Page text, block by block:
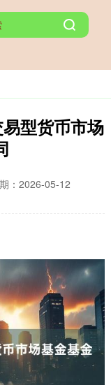
型货币市场
：2026-05-12